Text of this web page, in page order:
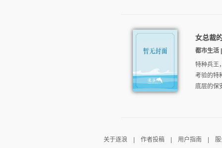
女总裁
都市生活
特种兵王
考验的特
底层的保
关于逐浪 作者投稿| 用户指南 服